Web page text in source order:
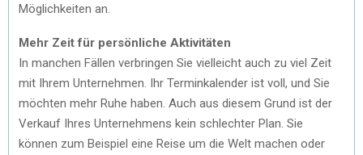
Möglichkeiten an.
Mehr Zeit für persönliche Aktivitäten
In manchen Fällen verbringen Sie vielleicht auch zu viel Zeit
mit Ihrem Unternehmen. Ihr Terminkalender ist voll, und Sie
möchten mehr Ruhe haben. Auch aus diesem Grund ist der
Verkauf Ihres Unternehmens kein schlechter Plan. Sie
können zum Beispiel eine Reise um die Welt machen oder